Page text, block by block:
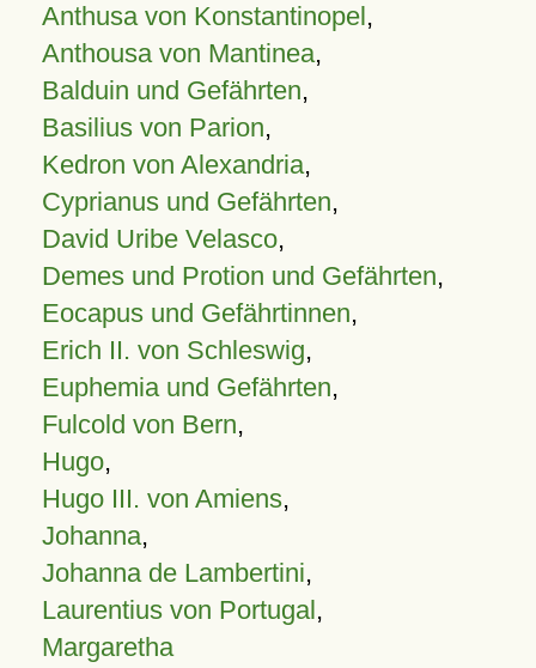
Anthusa von Konstantinopel,
Anthousa von Mantinea,
Balduin und Gefährten,
Basilius von Parion,
Kedron von Alexandria,
Cyprianus und Gefährten,
David Uribe Velasco,
Demes und Protion und Gefährten,
Eocapus und Gefährtinnen,
Erich II. von Schleswig,
Euphemia und Gefährten,
Fulcold von Bern,
Hugo,
Hugo III. von Amiens,
Johanna,
Johanna de Lambertini,
Laurentius von Portugal,
Margaretha